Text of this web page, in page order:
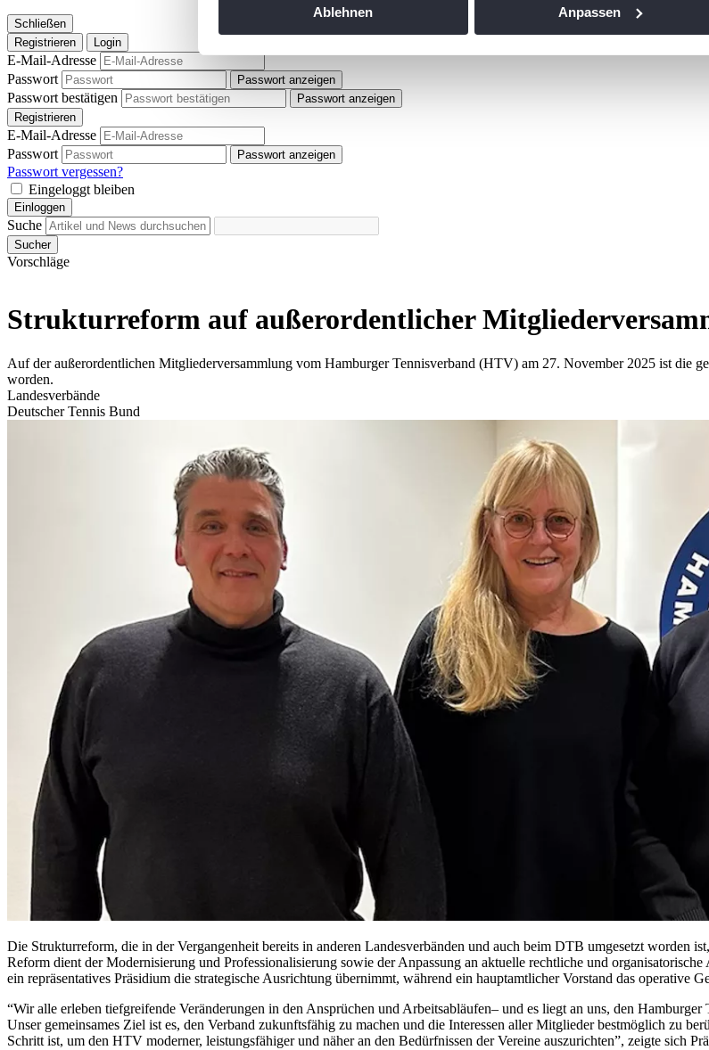
Wir verwenden Cookies, um Inhalte und Anzeigen zu personalisieren,
und die Zugriffe auf unsere Website zu analysieren. Außerdem geben wir
möglicherweise mit weiteren Daten zusammen, die Sie ihnen bereitgestellt
Ablehnen Anpassen
Schließen
Registrieren
Login
E-Mail-Adresse
Passwort
Passwort anzeigen
Passwort bestätigen
Passwort anzeigen
Registrieren
E-Mail-Adresse
Passwort
Passwort anzeigen
Passwort vergessen?
Eingeloggt bleiben
Einloggen
Suche
Sucher
Vorschläge
Strukturreform auf außerordentlicher
Auf der außerordentlichen Mitgliederversammlung vom Hamburger Tennisverband (HTV) am 27. November 2025 ist die
worden.
Landesverbände
Deutscher Tennis Bund
Die Strukturreform, die in der Vergangenheit bereits in anderen Landesverbänden und auch beim DTB umgesetzt worden
Reform dient der Modernisierung und Professionalisierung sowie der Anpassung an aktuelle rechtliche und
ein repräsentatives Präsidium die strategische Ausrichtung übernimmt, während ein hauptamtlicher Vorstand das operative
“Wir alle erleben tiefgreifende Veränderungen in den Ansprüchen und Arbeitsabläufen– und es liegt an uns, den
Unser gemeinsames Ziel ist es, den Verband zukunftsfähig zu machen und die Interessen aller Mitglieder bestmöglich zu
Schritt ist, um den HTV moderner, leistungsfähiger und näher an den Bedürfnissen der Vereine auszurichten”, zeigte sich